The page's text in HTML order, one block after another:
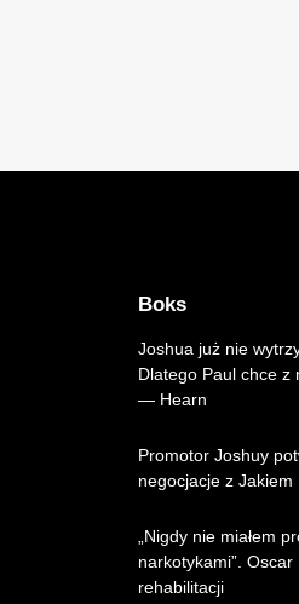
Boks
Joshua już nie
Dlatego Paul chce z
— Hearn
Promotor Joshuy
negocjacje z Jakiem
„Nigdy nie miałem
narkotykami”.
rehabilitacji